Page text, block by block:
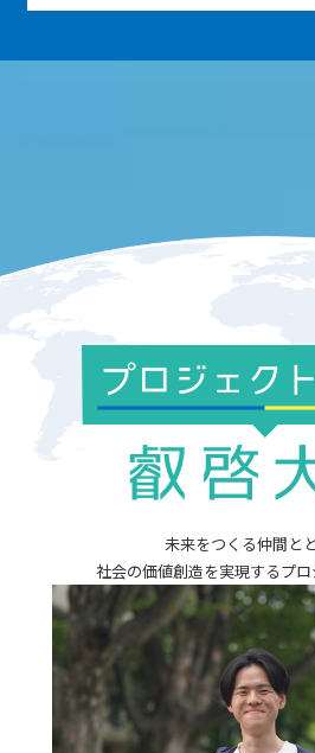
未来をつくる仲間と
社会の価値創造を実現するプロ